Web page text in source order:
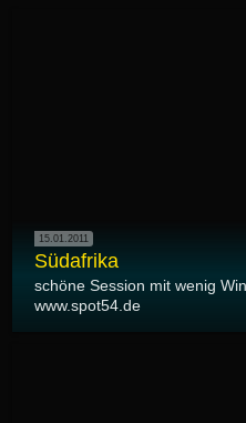
15.01.2011
Südafrika
schöne Session mit wenig
www.spot54.de